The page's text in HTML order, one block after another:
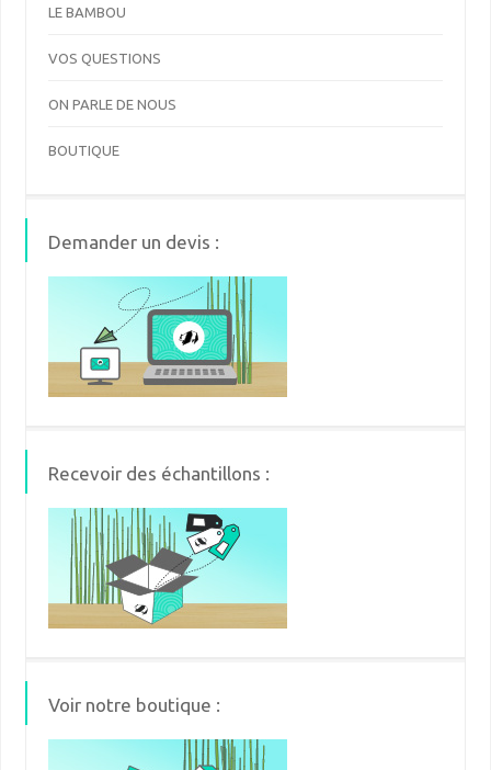
LE BAMBOU
VOS QUESTIONS
ON PARLE DE NOUS
BOUTIQUE
Demander un devis :
Recevoir des échantillons :
Voir notre boutique :